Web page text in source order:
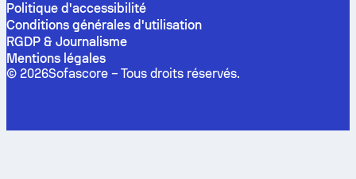
Politique d'accessibilité
Conditions générales d'utilisation
RGDP & Journalisme
Mentions légales
© 2026Sofascore – Tous droits réservés.